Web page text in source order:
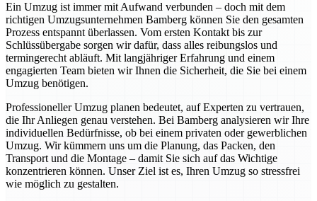
Ein Umzug ist immer mit Aufwand verbunden – doch mit dem
richtigen Umzugsunternehmen Bamberg können Sie den gesamten
Prozess entspannt überlassen. Vom ersten Kontakt bis zur
Schlüssübergabe sorgen wir dafür, dass alles reibungslos und
termingerecht abläuft. Mit langjähriger Erfahrung und einem
engagierten Team bieten wir Ihnen die Sicherheit, die Sie bei einem
Umzug benötigen.
Professioneller Umzug planen bedeutet, auf Experten zu vertrauen,
die Ihr Anliegen genau verstehen. Bei Bamberg analysieren wir Ihre
individuellen Bedürfnisse, ob bei einem privaten oder gewerblichen
Umzug. Wir kümmern uns um die Planung, das Packen, den
Transport und die Montage – damit Sie sich auf das Wichtige
konzentrieren können. Unser Ziel ist es, Ihren Umzug so stressfrei
wie möglich zu gestalten.